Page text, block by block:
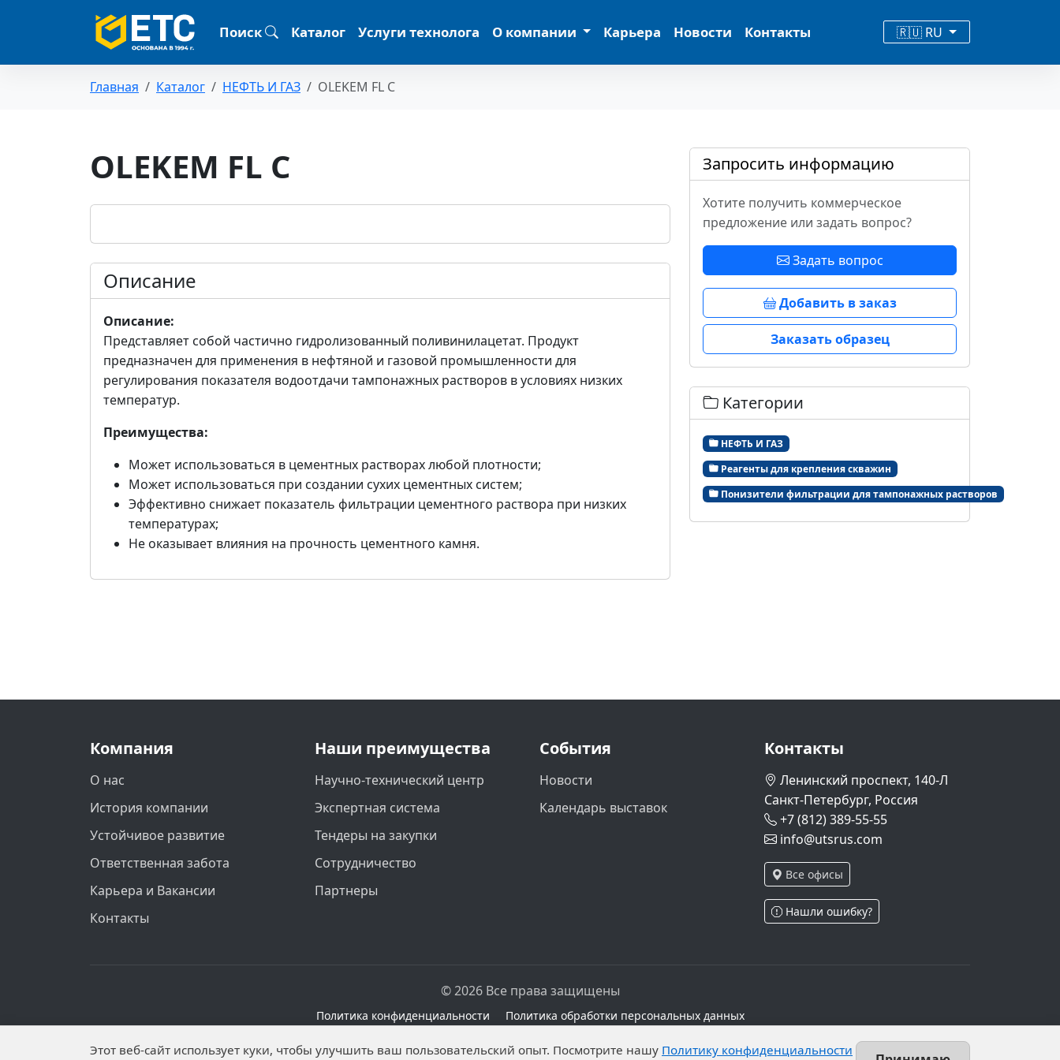
Поиск Каталог Услуги технолога О компании Карьера Новости Контакты 🇷🇺 RU
Главная Каталог НЕФТЬ И ГАЗ OLEKEM FL C
OLEKEM FL C
Описание
Описание:
Представляет собой частично гидролизованный поливинилацетат. Продукт
предназначен для применения в нефтяной и газовой промышленности для
регулирования показателя водоотдачи тампонажных растворов в условиях низких
температур.
Преимущества:
Может использоваться в цементных растворах любой плотности;
Может использоваться при создании сухих цементных систем;
Эффективно снижает показатель фильтрации цементного раствора при низких
температурах;
Не оказывает влияния на прочность цементного камня.
Запросить информацию
Хотите получить коммерческое
предложение или задать вопрос?
Задать вопрос
Добавить в заказ
Заказать образец
Категории
НЕФТЬ И ГАЗ
Реагенты для крепления скважин
Понизители фильтрации для тампонажных растворов
Компания
О нас
История компании
Устойчивое развитие
Ответственная забота
Карьера и Вакансии
Контакты
Наши преимущества
Научно-технический центр
Экспертная система
Тендеры на закупки
Сотрудничество
Партнеры
События
Новости
Календарь выставок
Контакты
Ленинский проспект, 140-Л
Санкт-Петербург, Россия
+7 (812) 389-55-55
info@utsrus.com
Все офисы
Нашли ошибку?
© 2026 Все права защищены
Политика конфиденциальности Политика обработки персональных данных
установлены запреты на обработку неограниченных кругом лиц опубликованных персональных данных.
Этот веб-сайт использует куки, чтобы улучшить ваш пользовательский опыт. Посмотрите нашу Политику конфиденциальности